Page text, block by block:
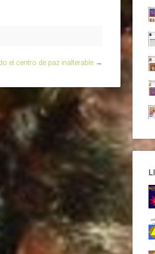
el centro de paz inalterable →